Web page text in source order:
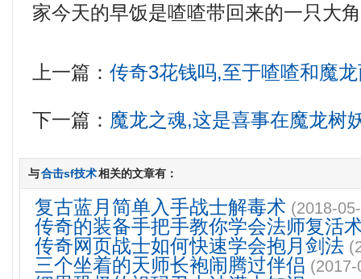
家今天的早饭是喳喳带回来的一只大
上一篇：传奇3花钱吗,至于喳喳和魔
下一篇： 魔龙之魂,这是喜事在魔龙树
与合击sf技术相关的文章有：
复古蓝月简单入手战士解毒术 (2018-
传奇的装备手把手教你学会法师复活
传奇网页战士如何快速学会抱月剑法
三个坐着的天师长袍闹腾过伴侣